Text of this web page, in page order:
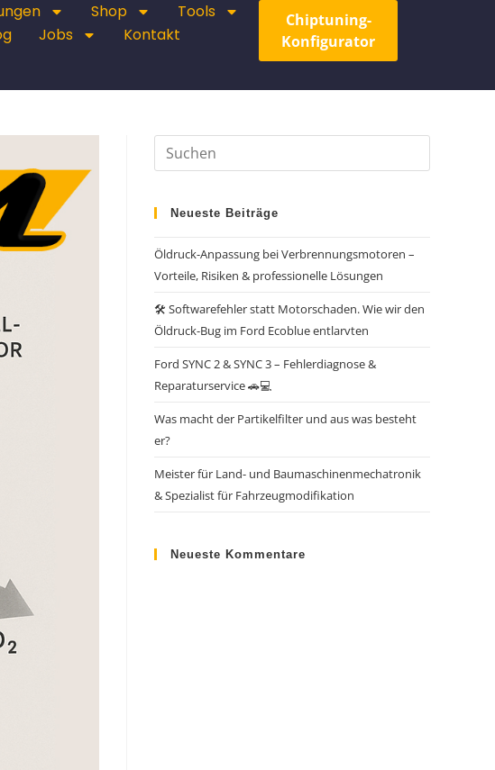
Shop
Tools
Jobs Kontakt
Chiptuning-
Konfigurator
Neueste Beiträge
Öldruck-Anpassung bei Verbrennungsmotoren –
Vorteile, Risiken & professionelle Lösungen
🛠️ Softwarefehler statt Motorschaden. Wie wir den
Öldruck-Bug im Ford Ecoblue entlarvten
Ford SYNC 2 & SYNC 3 – Fehlerdiagnose &
Reparaturservice 🚗💻
Was macht der Partikelfilter und aus was besteht
er?
Meister für Land- und Baumaschinenmechatronik
& Spezialist für Fahrzeugmodifikation
Neueste Kommentare